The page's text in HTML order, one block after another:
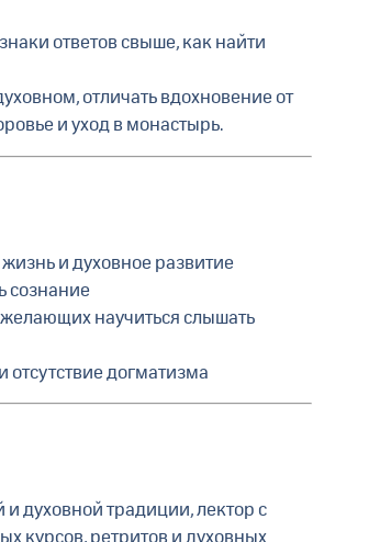
ответов свыше, как найти
отличать вдохновение от
и уход в монастырь.
и духовное развитие
сознание
научиться слышать
догматизма
и духовной традиции, лектор с